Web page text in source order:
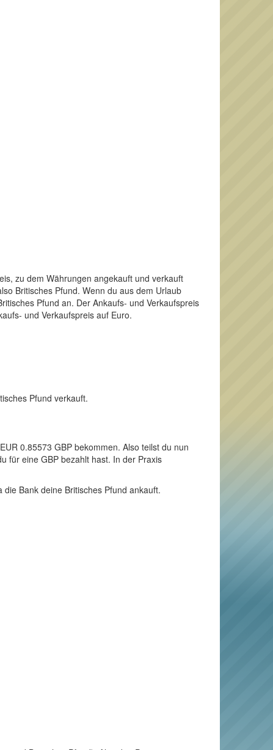
zu dem Währungen angekauft und verkauft
Britisches Pfund. Wenn du aus dem Urlaub
Pfund an. Der Ankaufs- und Verkaufspreis
und Verkaufspreis auf Euro.
Pfund verkauft.
0.85573 GBP bekommen. Also teilst du nun
für eine GBP bezahlt hast. In der Praxis
Bank deine Britisches Pfund ankauft.